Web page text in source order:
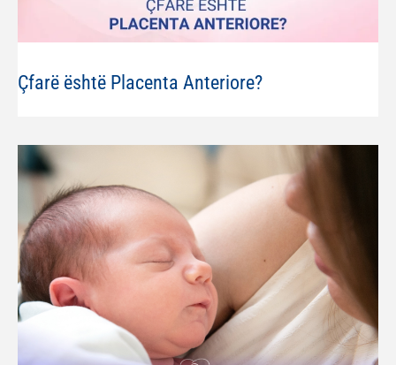
Çfarë është Placenta Anteriore?